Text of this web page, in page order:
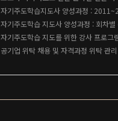
자기주도학습지도사 양성과정 :
자기주도학습 지도사 양성과정 : 회차
자기주도학습 지도를 위한 강사 프로그
공기업 위탁 채용 및 자격과정 위탁 관리